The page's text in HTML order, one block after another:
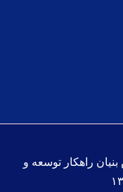
راهکار توسعه و